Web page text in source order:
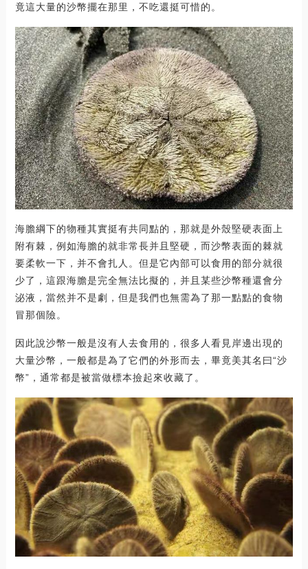
竟這大量的沙幣擺在那里，不吃還挺可惜的。
海膽綱下的物種其實挺有共同點的，那就是外殼堅硬表面上
附有棘，例如海膽的就非常長并且堅硬，而沙幣表面的棘就
要柔軟一下，并不會扎人。但是它內部可以食用的部分就很
少了，這跟海膽是完全無法比擬的，并且某些沙幣種還會分
泌液，當然并不是劇，但是我們也無需為了那一點點的食物
冒那個險。
因此說沙幣一般是沒有人去食用的，很多人看見岸邊出現的
大量沙幣，一般都是為了它們的外形而去，畢竟美其名曰“沙
幣”，通常都是被當做標本撿起來收藏了。